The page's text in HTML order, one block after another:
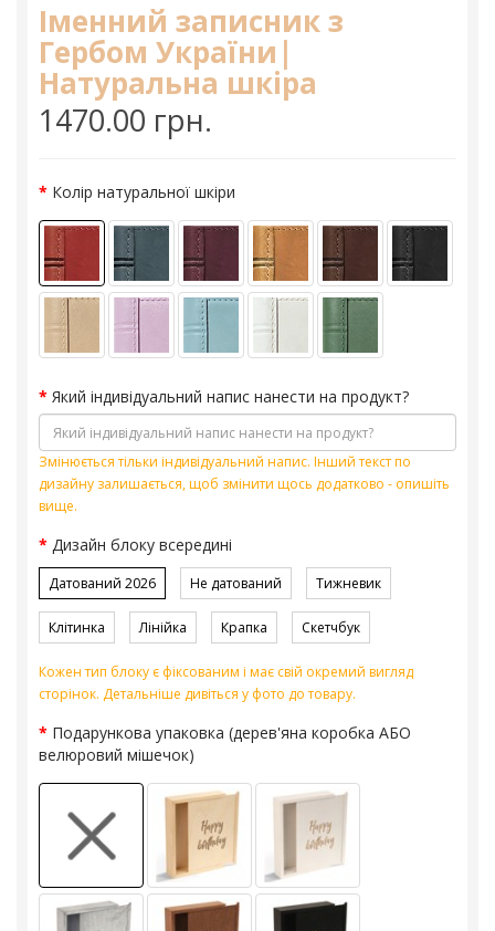
Іменний записник з
Гербом України|
Натуральна шкіра
1470.00 грн.
Колір натуральної шкіри
Який індивідуальний напис нанести на продукт?
Змінюється тільки індивідуальний напис. Інший текст по
дизайну залишається, щоб змінити щось додатково - опишіть
вище.
Дизайн блоку всередині
Датований 2026 Не датований Тижневик
Клітинка Лінійка Крапка Скетчбук
Кожен тип блоку є фіксованим і має свій окремий вигляд
сторінок. Детальніше дивіться у фото до товару.
Подарункова упаковка (дерев'яна коробка АБО
велюровий мішечок)